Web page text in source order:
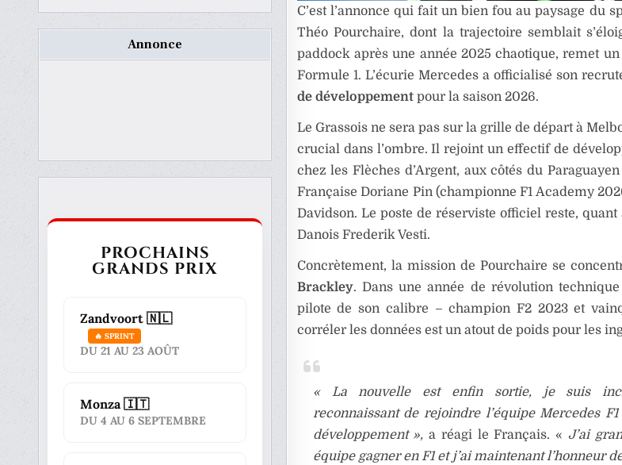
C’est l’annonce qui fait un bien fou au paysage du
Théo Pourchaire, dont la trajectoire semblait
paddock après une année 2025 chaotique, remet
Formule 1. L’écurie Mercedes a officialisé son
de développementpour la saison 2026.
Le Grassois ne sera pas sur la grille de départ à
crucial dans l’ombre. Il rejoint un effectif de
chez les Flèches d’Argent, aux côtés du
Française Doriane Pin (championne F1 Academy
Davidson. Le poste de réserviste officiel reste,
Danois Frederik Vesti.
Concrètement, la mission de Pourchaire se
Brackley. Dans une année de révolution
pilote de son calibre – champion F2 2023 et
corréler les données est un atout de poids pour les
« La nouvelle est enfin sortie, je suis
reconnaissant de rejoindre l’équipe Mercedes
développement », a réagi le Français. « J’ai
équipe gagner en F1 et j’ai maintenant l’honneur
Annonce
PROCHAINS
GRANDS PRIX
Zandvoort 🇳🇱
🔥 SPRINT
DU 21 AU 23 AOÛT
Monza 🇮🇹
DU 4 AU 6 SEPTEMBRE